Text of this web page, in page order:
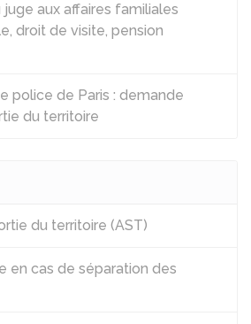
aux affaires familiales
droit de visite, pension
police de Paris : demande
du territoire
du territoire (AST)
en cas de séparation des